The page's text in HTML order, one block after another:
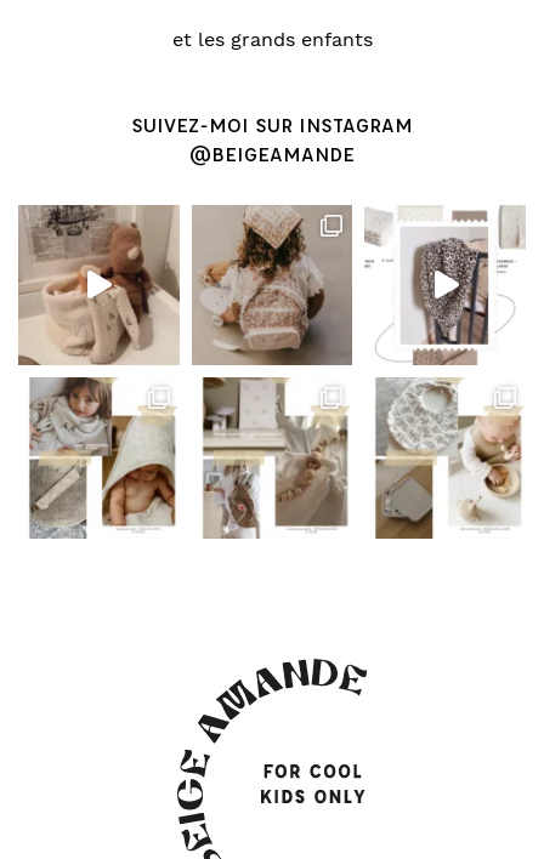
et les grands enfants
SUIVEZ-MOI SUR INSTAGRAM
@BEIGEAMANDE